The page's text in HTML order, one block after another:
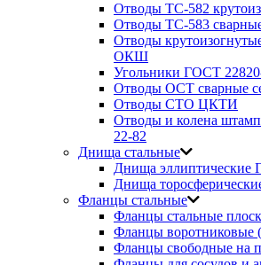
Отводы ТС-582
Отводы ТС-583
Отводы
ОКШ
Угольники ГОСТ
Отводы ОСТ сварные
Отводы СТО ЦКТИ
Отводы и колена
22-82
Днища стальные
Днища эллиптические
Днища
Фланцы стальные
Фланцы стальные
Фланцы воротниковые
Фланцы свободные на